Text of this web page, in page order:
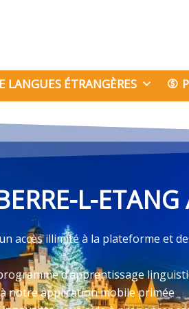
LANGUES ÉTRANGÈRES
L-ETANG
accès illimité à la plateforme et
d’apprentissage
notre application mobile primée